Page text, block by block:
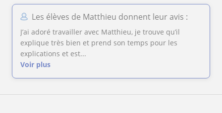
Les élèves de Matthieu donnent leur avis :
J’ai adoré travailler avec Matthieu, je trouve qu’il
explique très bien et prend son temps pour les
explications et est...
Voir plus